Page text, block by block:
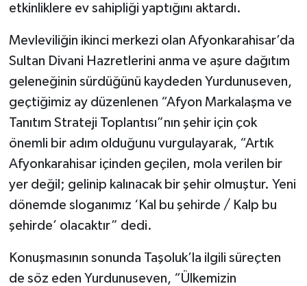
etkinliklere ev sahipliği yaptığını aktardı.
Mevleviliğin ikinci merkezi olan Afyonkarahisar’da
Sultan Divani Hazretlerini anma ve aşure dağıtım
geleneğinin sürdüğünü kaydeden Yurdunuseven,
geçtiğimiz ay düzenlenen “Afyon Markalaşma ve
Tanıtım Strateji Toplantısı”nın şehir için çok
önemli bir adım olduğunu vurgulayarak, “Artık
Afyonkarahisar içinden geçilen, mola verilen bir
yer değil; gelinip kalınacak bir şehir olmuştur. Yeni
dönemde sloganımız ‘Kal bu şehirde / Kalp bu
şehirde’ olacaktır” dedi.
Konuşmasının sonunda Taşoluk’la ilgili süreçten
de söz eden Yurdunuseven, “Ülkemizin